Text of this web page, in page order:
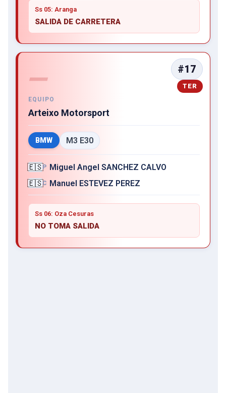
Ss 05: Aranga
SALIDA DE CARRETERA
— #17
TER
EQUIPO
Arteixo Motorsport
BMW M3 E30
🇪🇸P Miguel Angel SANCHEZ CALVO
🇪🇸C Manuel ESTEVEZ PEREZ
Ss 06: Oza Cesuras
NO TOMA SALIDA